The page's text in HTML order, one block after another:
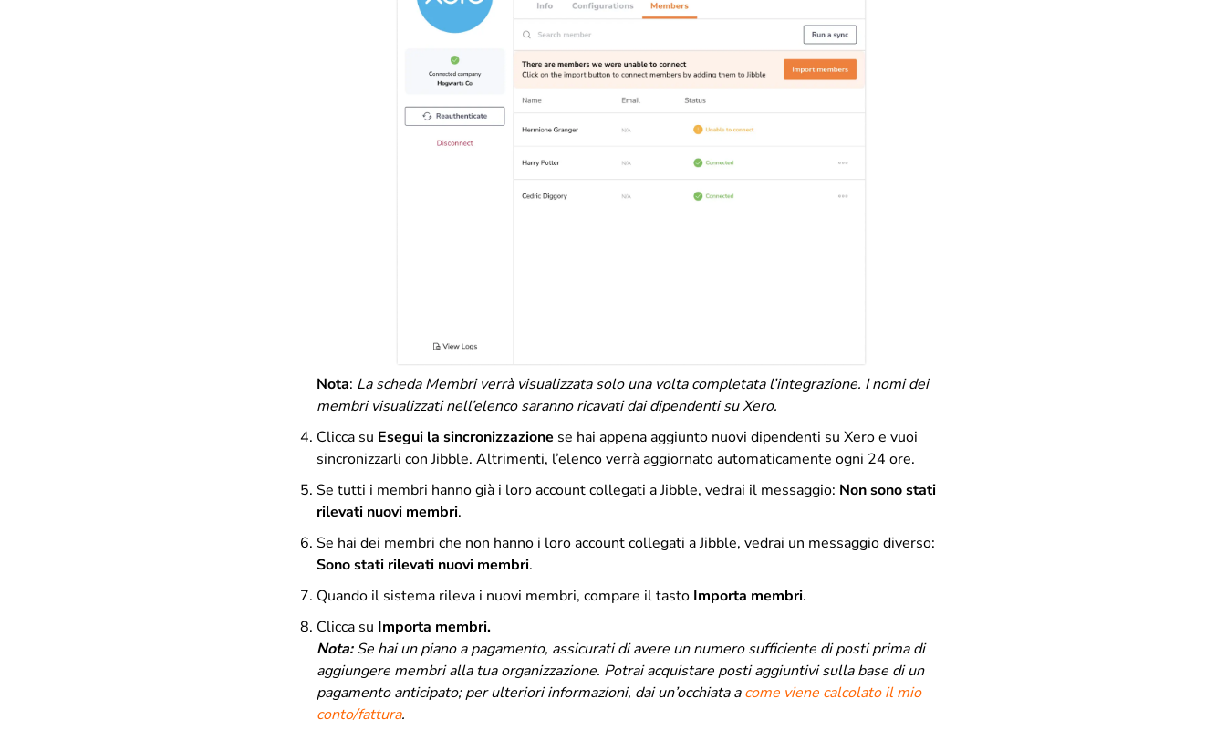
Nota: La scheda Membri verrà visualizzata solo una volta completata l’integrazione. I nomi dei
membri visualizzati nell’elenco saranno ricavati dai dipendenti su Xero.
Clicca su Esegui la sincronizzazione se hai appena aggiunto nuovi dipendenti su Xero e vuoi
sincronizzarli con Jibble. Altrimenti, l’elenco verrà aggiornato automaticamente ogni 24 ore.
Se tutti i membri hanno già i loro account collegati a Jibble, vedrai il messaggio: Non sono stati
rilevati nuovi membri.
Se hai dei membri che non hanno i loro account collegati a Jibble, vedrai un messaggio diverso:
Sono stati rilevati nuovi membri.
Quando il sistema rileva i nuovi membri, compare il tasto Importa membri.
Clicca su Importa membri.
Nota: Se hai un piano a pagamento, assicurati di avere un numero sufficiente di posti prima di
aggiungere membri alla tua organizzazione. Potrai acquistare posti aggiuntivi sulla base di un
pagamento anticipato; per ulteriori informazioni, dai un’occhiata acome viene calcolato il mio
conto/fattura.